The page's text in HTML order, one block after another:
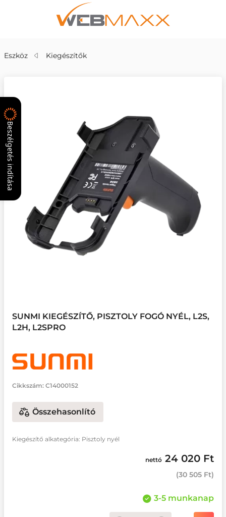
Eszköz Kiegészítők
SUNMI KIEGÉSZÍTŐ, PISZTOLY FOGÓ NYÉL, L2S,
L2H, L2SPRO
Cikkszám: C14000152
Összehasonlító
Kiegészítő alkategória: Pisztoly nyél
nettó 24 020 Ft
(30 505 Ft)
3-5 munkanap
Beszélgetés indítása